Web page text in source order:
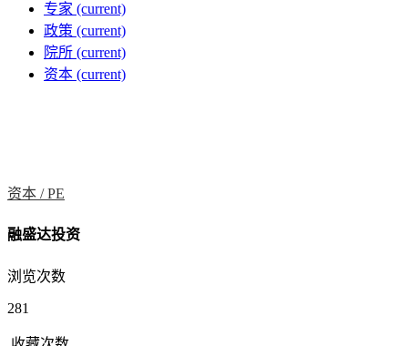
专家 (current)
政策 (current)
院所 (current)
资本 (current)
资本 /PE
融盛达投资
浏览次数
281